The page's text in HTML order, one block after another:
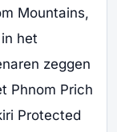
Mountains,
het
zeggen
Phnom Prich
Protected